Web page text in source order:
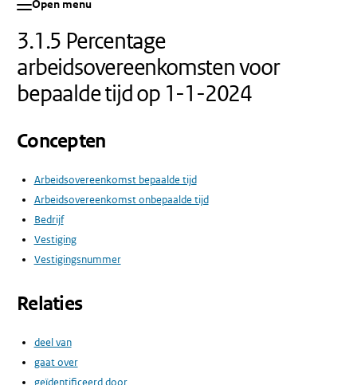
Open menu
3.1.5 Percentage
arbeidsovereenkomsten voor
bepaalde tijd op 1-1-2024
Concepten
Arbeidsovereenkomst bepaalde tijd
Arbeidsovereenkomst onbepaalde tijd
Bedrijf
Vestiging
Vestigingsnummer
Relaties
deel van
gaat over
geïdentificeerd door